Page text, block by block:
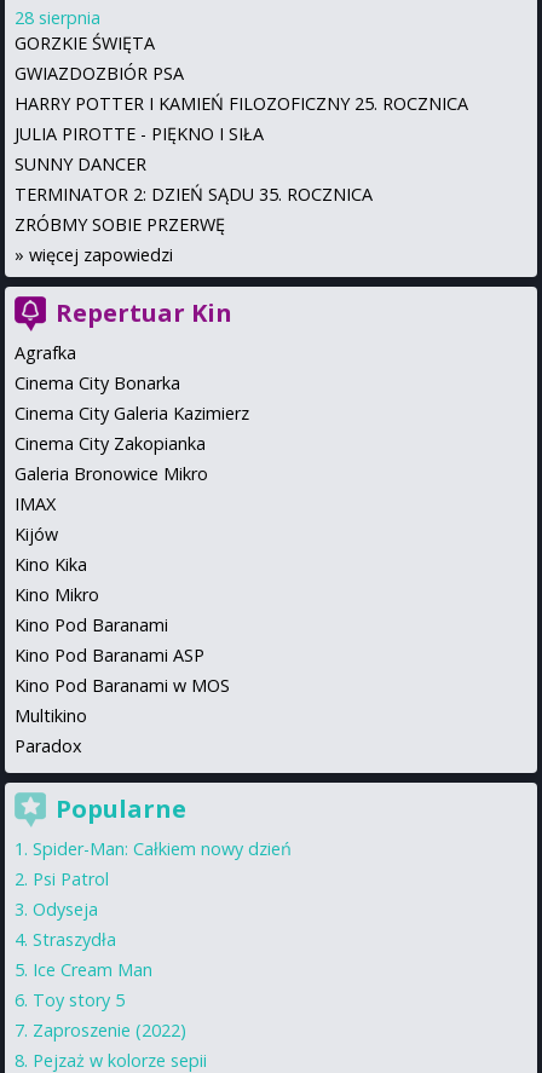
28 sierpnia
GORZKIE ŚWIĘTA
GWIAZDOZBIÓR PSA
HARRY POTTER I KAMIEŃ FILOZOFICZNY 25. ROCZNICA
JULIA PIROTTE - PIĘKNO I SIŁA
SUNNY DANCER
TERMINATOR 2: DZIEŃ SĄDU 35. ROCZNICA
ZRÓBMY SOBIE PRZERWĘ
» więcej zapowiedzi
Repertuar Kin
Agrafka
Cinema City Bonarka
Cinema City Galeria Kazimierz
Cinema City Zakopianka
Galeria Bronowice Mikro
IMAX
Kijów
Kino Kika
Kino Mikro
Kino Pod Baranami
Kino Pod Baranami ASP
Kino Pod Baranami w MOS
Multikino
Paradox
Popularne
Spider-Man: Całkiem nowy dzień
Psi Patrol
Odyseja
Straszydła
Ice Cream Man
Toy story 5
Zaproszenie (2022)
Pejzaż w kolorze sepii